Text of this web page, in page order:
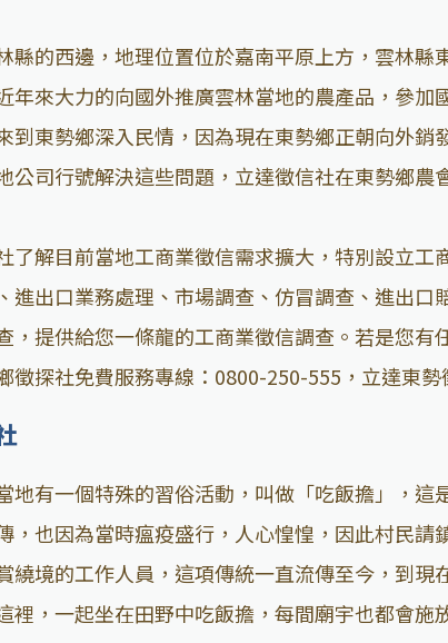
縣的西邊，地理位置位於嘉南平原上方，雲林
年來大力的向國外推廣雲林當地的農產品，參
到東勢鄉深入民情，因為現在東勢鄉正朝向外
公司行號解決這些問題，立達徵信社在東勢鄉
了解目前當地工商業徵信需求擴大，特別設立
進出口業務處理、市場調查、仿冒調查、進出
，提供給您一條龍的工商業徵信調查。若是您
徵探社免費服務專線：0800-250-555，立達東勢
地有一個特殊的習俗活動，叫做「吃飯擔」，
，也因為當時瘟疫盛行，人心惶惶，因此村民
繞境的工作人員，這項傳統一直流傳至今，到
裡，一起坐在田野中吃飯擔，每間廟宇也都會